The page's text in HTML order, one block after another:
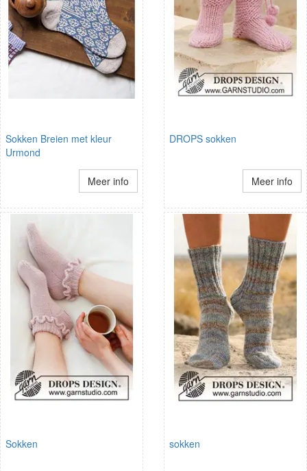
Sokken Breien met kleur
Urmond
Meer info
DROPS sokken
Meer info
Sokken sokken